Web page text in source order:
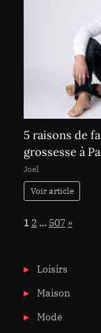
5 raisons de
grossesse à
Joel
Voir article
Page:
1 2 … 507 Next
»
Loisirs
Maison
Mode